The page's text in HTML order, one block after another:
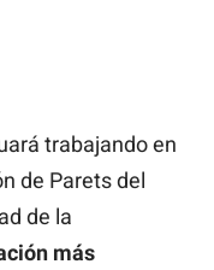
trabajando en
de Parets del
de la
más